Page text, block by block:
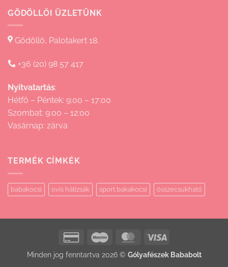
GÖDÖLLŐI ÜZLETÜNK
Gödöllő, Palotakert 18.
+36 (20) 98 57 417
Nyitvatartás:
Hétfő – Péntek: 9:00 – 17:00
Szombat: 9:00 – 12:00
Vasárnap: zárva
TERMÉK CÍMKÉK
babakocsi ovis hátizsák sport bakakocsi összecsukható
Credit
2
Maestro MasterCard
Minden jog fenntartva 2026 © Gólyafészek Bababolt